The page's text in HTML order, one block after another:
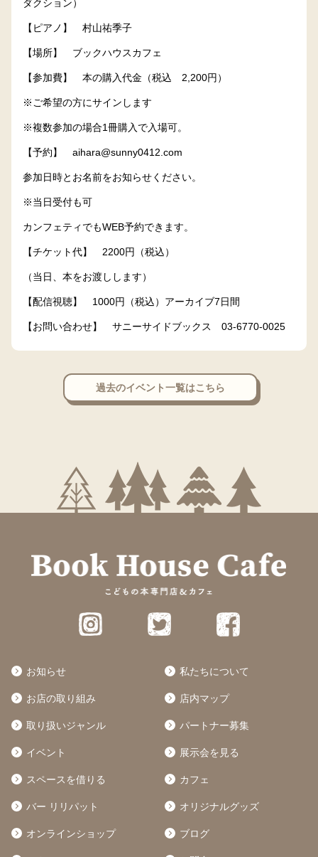
ダクション）
【ピアノ】 村山祐季子
【場所】 ブックハウスカフェ
【参加費】 本の購入代金（税込 2,200円）
※ご希望の方にサインします
※複数参加の場合1冊購入で入場可。
【予約】 aihara@sunny0412.com
参加日時とお名前をお知らせください。
※当日受付も可
カンフェティでもWEB予約できます。
【チケット代】 2200円（税込）
（当日、本をお渡しします）
【配信視聴】 1000円（税込）アーカイブ7日間
【お問い合わせ】 サニーサイドブックス 03-6770-0025
過去のイベント一覧はこちら
お知らせ 私たちについて
お店の取り組み 店内マップ
取り扱いジャンル パートナー募集
イベント 展示会を見る
スペースを借りる カフェ
バー リリパット オリジナルグッズ
オンラインショップ ブログ